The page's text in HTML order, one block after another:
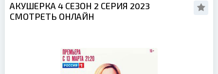
АКУШЕРКА 4 СЕЗОН 2 СЕРИЯ 2023
СМОТРЕТЬ ОНЛАЙН